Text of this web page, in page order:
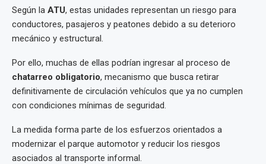
Según la ATU, estas unidades representan un riesgo para
conductores, pasajeros y peatones debido a su deterioro
mecánico y estructural.
Por ello, muchas de ellas podrían ingresar al proceso de
chatarreo obligatorio, mecanismo que busca retirar
definitivamente de circulación vehículos que ya no cumplen
con condiciones mínimas de seguridad.
La medida forma parte de los esfuerzos orientados a
modernizar el parque automotor y reducir los riesgos
asociados al transporte informal.